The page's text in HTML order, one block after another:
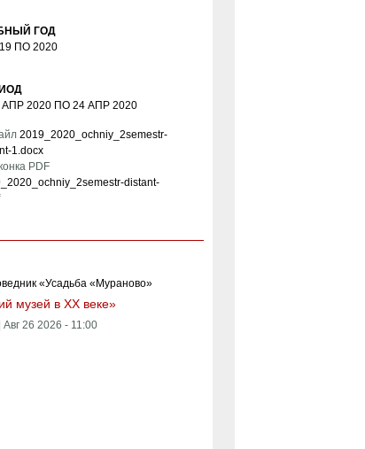
ГОД
ПО2020
АПР 2020 ПО24 АПР 2020
2019_2020_ochniy_2semestr-
1.docx
distant-
музей в XX веке»
Авг 26 2026 - 11:00